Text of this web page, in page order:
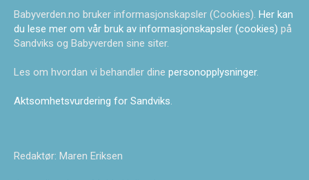
Babyverden.no bruker informasjonskapsler (Cookies). Her kan
du lese mer om vår bruk av informasjonskapsler (cookies) på
Sandviks og Babyverden sine siter.
Les om hvordan vi behandler dine personopplysninger.
Aktsomhetsvurdering for Sandviks.
Redaktør: Maren Eriksen